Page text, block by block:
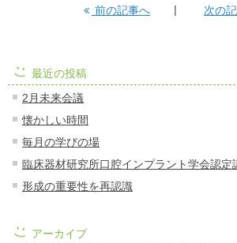
前の記事へ 次の
最近の投稿
2月未来会議
懐かしい時間
毎月の学びの場
臨床器材研究所口腔インプラント学会認定
形成の重要性を再認識
アーカイブ